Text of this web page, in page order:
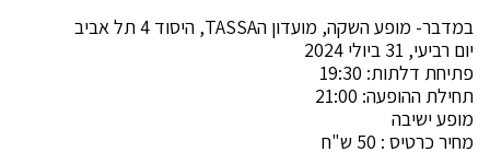
במדבר- מופע השקה, מועדון הTASSA, היסוד 4 תל אביב
יום רביעי, 31 ביולי 2024
פתיחת דלתות: 19:30
תחילת ההופעה: 21:00
מופע ישיבה
מחיר כרטיס : 50 ש"ח